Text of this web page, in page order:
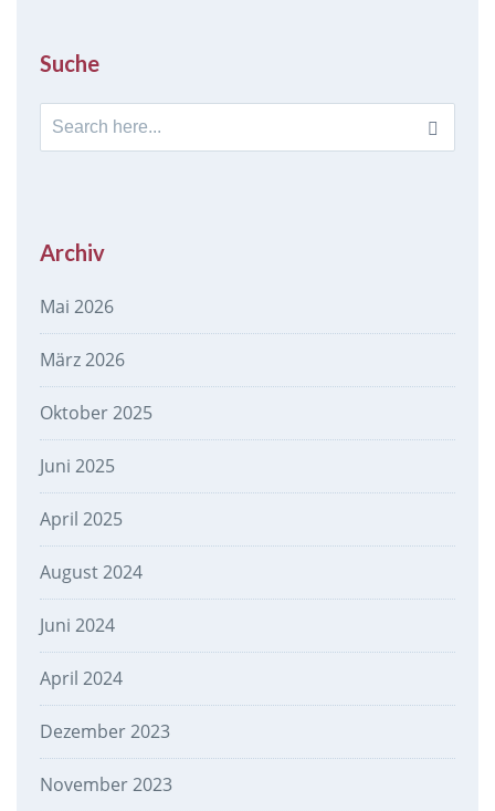
Suche
Search
for:
Archiv
Mai 2026
März 2026
Oktober 2025
Juni 2025
April 2025
August 2024
Juni 2024
April 2024
Dezember 2023
November 2023